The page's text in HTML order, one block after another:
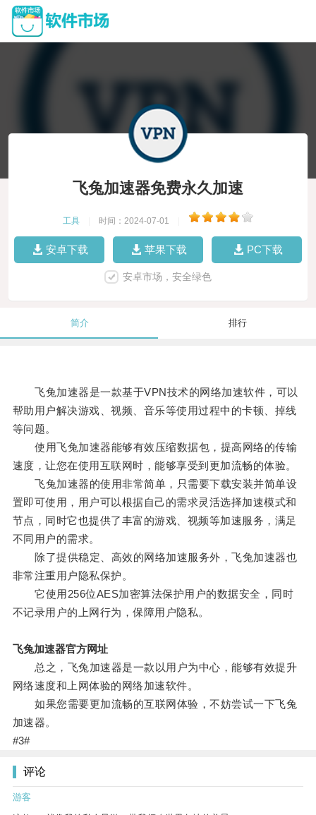
飞兔加速器免费永久加速
工具 时间：2024-07-01
安卓下载 苹果下载 PC下载
安卓市场，安全绿色
简介 排行
飞兔加速器是一款基于VPN技术的网络加速软件，可以
帮助用户解决游戏、视频、音乐等使用过程中的卡顿、掉线
等问题。
使用飞兔加速器能够有效压缩数据包，提高网络的传输
速度，让您在使用互联网时，能够享受到更加流畅的体验。
飞兔加速器的使用非常简单，只需要下载安装并简单设
置即可使用，用户可以根据自己的需求灵活选择加速模式和
节点，同时它也提供了丰富的游戏、视频等加速服务，满足
不同用户的需求。
除了提供稳定、高效的网络加速服务外，飞兔加速器也
非常注重用户隐私保护。
它使用256位AES加密算法保护用户的数据安全，同时
不记录用户的上网行为，保障用户隐私。
飞兔加速器官方网址
总之，飞兔加速器是一款以用户为中心，能够有效提升
网络速度和上网体验的网络加速软件。
如果您需要更加流畅的互联网体验，不妨尝试一下飞兔
加速器。
#3#
评论
游客